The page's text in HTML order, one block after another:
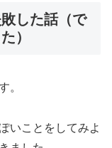
した話（で
）
。
いことをしてみよ